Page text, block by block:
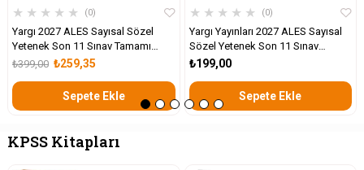
★ ★ ★ ★ ★ 0
Yargı 2027 ALES Sayısal Sözel
Yetenek Son 11 Sınav Tamamı
Çözümlü Çıkmış Sorular
₺259,35
₺399,00
Sepete Ekle
★ ★ ★ ★ ★ 0
Yargı Yayınları 2027 ALES Sayısal
Sözel Yetenek Son 11 Sınav
Çıkmış Sorular
₺199,00
Sepete Ekle
KPSS Kitapları